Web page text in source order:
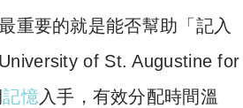
p
y
Li
at
s
重要的就是能否幫助「記入
of St. Augustine for
記憶入手，有效分配時間溫